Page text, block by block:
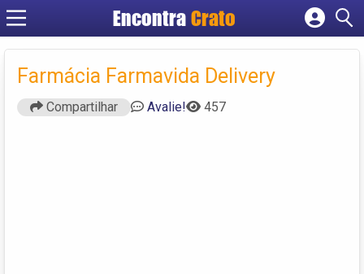
Encontra Crato
Cadastrar empresa
Criar conta
Farmácia Farmavida Delivery
Compartilhar Avalie! 457